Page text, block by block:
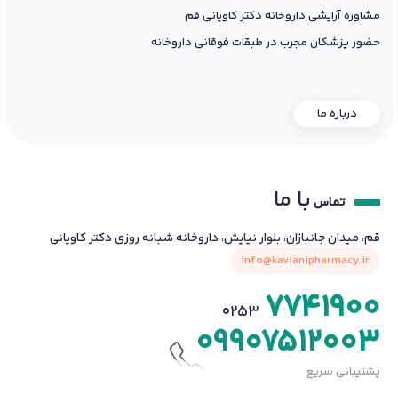
مشاوره آرایشی داروخانه دکتر کاویانی قم
حضور پزشکان مجرب در طبقات فوقانی داروخانه
درباره ما
تماس با ما
قم، میدان جانبازان، بلوار نیایش، داروخانه شبانه روزی دکتر کاویانی
info@kavianipharmacy.ir
0253 7741900
09907512003
پشتیبانی سریع